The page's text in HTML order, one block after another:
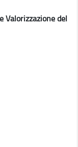
Valorizzazione del